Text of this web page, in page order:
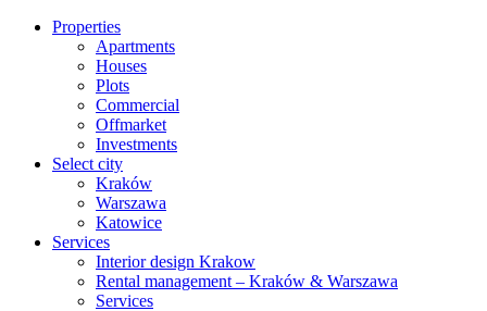
Properties
Apartments
Houses
Plots
Commercial
Offmarket
Investments
Select city
Kraków
Warszawa
Katowice
Services
Interior design Krakow
Rental management – Kraków & Warszawa
Services